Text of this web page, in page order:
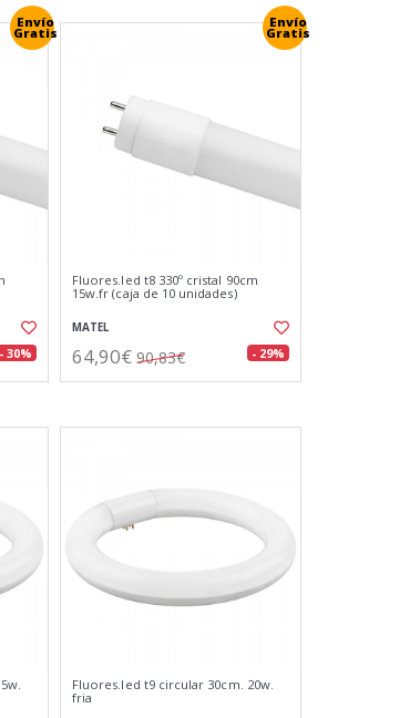
Envío
Gratis
- 30%
Envío
Gratis
Fluores.led t8 330º cristal 90cm
15w.fr (caja de 10 unidades)
MATEL
64,90€ 90,83€ - 29%
Fluores.led t9 circular 30cm. 20w.
fria